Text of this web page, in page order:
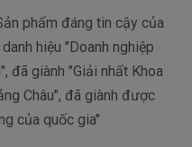
phẩm đáng tin cậy của
hiệu "Doanh nghiệp
đã giành "Giải nhất Khoa
Châu", đã giành được
của quốc gia"